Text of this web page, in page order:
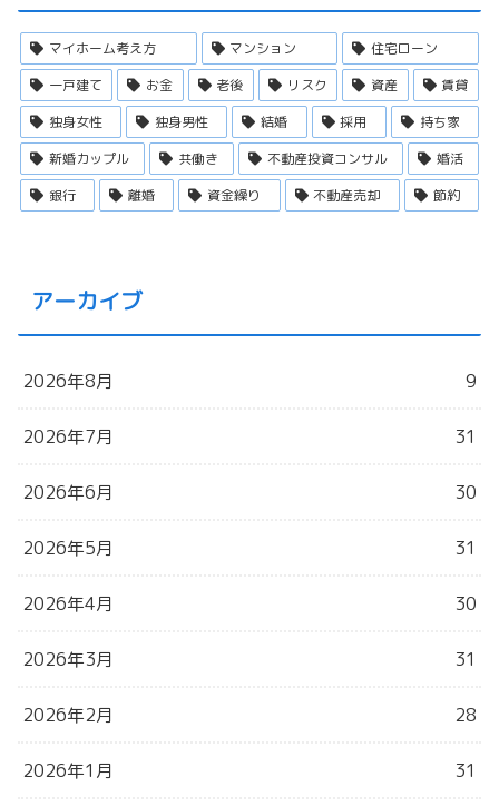
マイホーム考え方 マンション
住宅ローン
一戸建て
お金 老後 リスク 資産
賃貸
独身女性
独身男性 結婚 採用
持ち家
新婚カップル
共働き 不動産投資コンサル
婚活
銀行
離婚 資金繰り 不動産売却 節約
アーカイブ
2026年8月 9
2026年7月 31
2026年6月 30
2026年5月 31
2026年4月 30
2026年3月 31
2026年2月 28
2026年1月 31